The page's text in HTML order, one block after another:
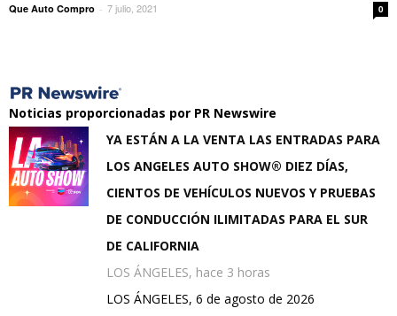
Que Auto Compro - 7 julio, 2021 0
Noticias proporcionadas por PR Newswire
YA ESTÁN A LA VENTA LAS ENTRADAS PARA
LOS ANGELES AUTO SHOW® DIEZ DÍAS,
CIENTOS DE VEHÍCULOS NUEVOS Y PRUEBAS
DE CONDUCCIÓN ILIMITADAS PARA EL SUR
DE CALIFORNIA
LOS ÁNGELES, hace 3 horas
LOS ÁNGELES, 6 de agosto de 2026